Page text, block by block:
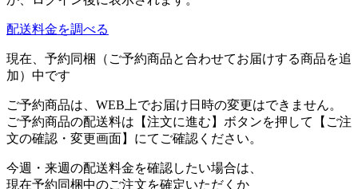
配送料金を調べる
現在、予約同梱（ご予約商品と合わせてお届けする商品を追
加）中です
ご予約商品は、WEB上でお届け日時の変更はできません。
ご予約商品の配送料は【注文に進む】ボタンを押して【ご注
文の確認・変更画面】にてご確認ください。
今週・来週の配送料金を確認したい場合は、
現在予約同梱中のご注文を確定いただくか